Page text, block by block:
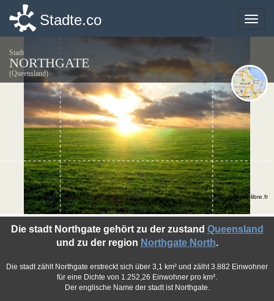
Toggle
Stadte.co
Stadt
NORTHGATE
(Queensland)
Die stadt Northgate gehört zu der zustand Queensland
und zu der region Northgate North.
Die stadt zählt Northgate erstreckt sich über 3,1 km² und zälht 3.882 Einwohner
für eine Dichte von 1.252,26 Einwohner pro km².
Der englische Name der stadt ist Northgate.
©photo-libre.fr
Toggle
Stadte.co